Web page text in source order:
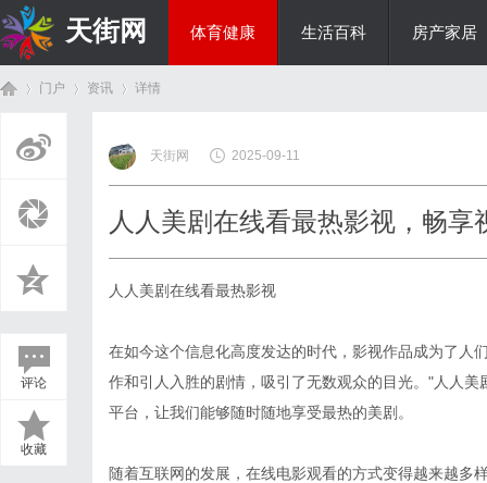
天街网 体育健康 生活百科 房产家居
门户 资讯
›
详情
评论
收藏
天街网 2025-09-11
人人美剧在线看最热影视，畅享
人人美剧在线看最热影视
在如今这个信息化高度发达的时代，影视作品成为了人
作和引人入胜的剧情，吸引了无数观众的目光。"人人
平台，让我们能够随时随地享受最热的美剧。
随着互联网的发展，在线电影观看的方式变得越来越多